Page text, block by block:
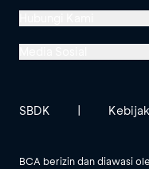
Menara BCA, Grand
Jl. MH Thamrin No. 1
BCA berizin dan diawasi
SBDK |